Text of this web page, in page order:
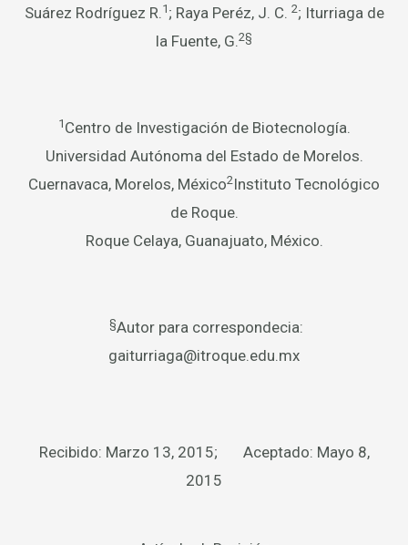
Suárez Rodríguez R.1 ; Raya Peréz, J. C. 2; Iturriaga de
la Fuente, G.2§
1 Centro de Investigación de Biotecnología.
Universidad Autónoma del Estado de Morelos.
Cuernavaca, Morelos, México2 Instituto Tecnológico
de Roque.
Roque Celaya, Guanajuato, México.
§Autor para correspondecia:
gaiturriaga@itroque.edu.mx
Recibido: Marzo 13, 2015; Aceptado: Mayo 8,
2015